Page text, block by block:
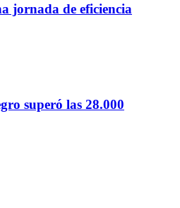
jornada de eficiencia
superó las 28.000